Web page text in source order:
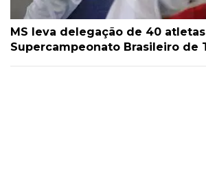
MS leva delegação de 40
Supercampeonato Brasileiro de